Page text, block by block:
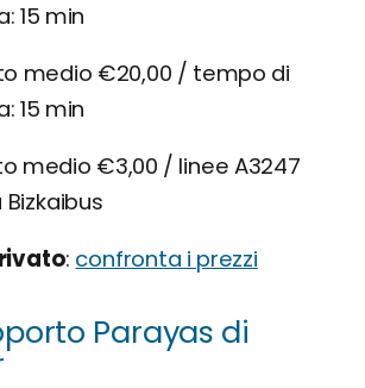
15 min
medio €20,00 / tempo di
15 min
medio €3,00 / linee A3247
confronta i prezzi
Parayas di